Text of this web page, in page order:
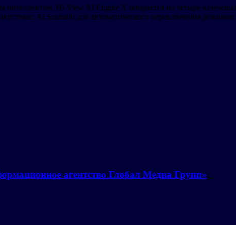
Hi-View AI Engine X опирается на четыре
AI Scenario для автоматического переключения
агентство Глобал Медиа Групп»